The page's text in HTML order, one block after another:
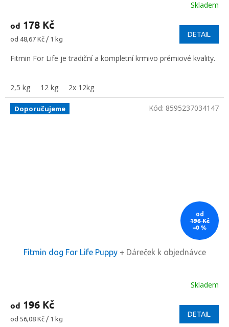
Skladem
od 178 Kč
Měrná
od 48,67 Kč / 1 kg
DETAIL
Fitmin For Life je tradiční a kompletní krmivo prémiové kvality.
2,5 kg 12 kg 2x 12kg
Doporučujeme
od
196 Kč
–0 %
Fitmin dog For Life Puppy + Dáreček k objednávce
Skladem
od 196 Kč
Měrná
od 56,08 Kč / 1 kg
DETAIL
Kód: 8595237034147